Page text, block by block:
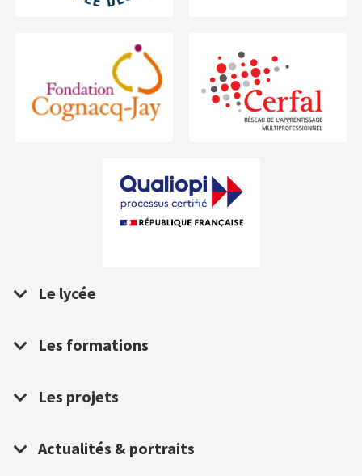
Le lycée
Les formations
Les projets
Actualités & portraits